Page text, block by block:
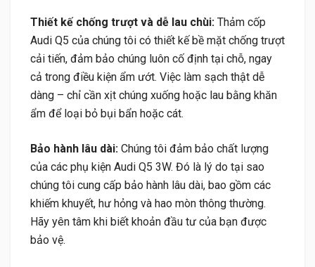
Thiết kế chống trượt và dễ lau chùi: Thảm cốp
Audi Q5 của chúng tôi có thiết kế bề mặt chống trượt
cải tiến, đảm bảo chúng luôn cố định tại chỗ, ngay
cả trong điều kiện ẩm ướt. Việc làm sạch thật dễ
dàng – chỉ cần xịt chúng xuống hoặc lau bằng khăn
ẩm để loại bỏ bụi bẩn hoặc cát.
Bảo hành lâu dài: Chúng tôi đảm bảo chất lượng
của các phụ kiện Audi Q5 3W. Đó là lý do tại sao
chúng tôi cung cấp bảo hành lâu dài, bao gồm các
khiếm khuyết, hư hỏng và hao mòn thông thường.
Hãy yên tâm khi biết khoản đầu tư của bạn được
bảo vệ.